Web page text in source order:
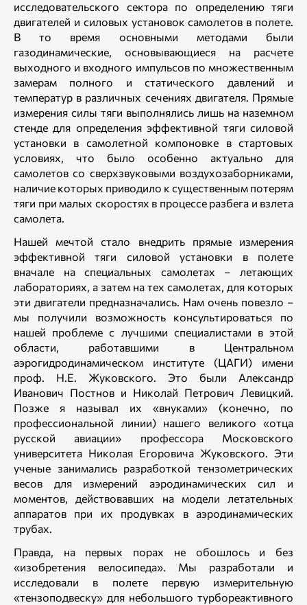
исследовательского сектора по определению тяги
двигателей и силовых установок самолетов в полете.
В то время основными методами были
газодинамические, основывающиеся на расчете
выходного и входного импульсов по множественным
замерам полного и статического давлений и
температур в различных сечениях двигателя. Прямые
измерения силы тяги выполнялись лишь на наземном
стенде для определения эффективной тяги силовой
установки в самолетной компоновке в стартовых
условиях, что было особенно актуально для
самолетов со сверхзвуковыми воздухозаборниками,
наличие которых приводило к существенным потерям
тяги при малых скоростях в процессе разбега и взлета
самолета.
Нашей мечтой стало внедрить прямые измерения
эффективной тяги силовой установки в полете
вначале на специальных самолетах – летающих
лабораториях, а затем на тех самолетах, для которых
эти двигатели предназначались. Нам очень повезло –
мы получили возможность консультироваться по
нашей проблеме с лучшими специалистами в этой
области, работавшими в Центральном
аэрогидродинамическом институте (ЦАГИ) имени
проф. Н.Е. Жуковского. Это были Александр
Иванович Постнов и Николай Петрович Левицкий.
Позже я называл их «внуками» (конечно, по
профессиональной линии) нашего великого «отца
русской авиации» профессора Московского
университета Николая Егоровича Жуковского. Эти
ученые занимались разработкой тензометрических
весов для измерений аэродинамических сил и
моментов, действовавших на модели летательных
аппаратов при их продувках в аэродинамических
трубах.
Правда, на первых порах не обошлось и без
«изобретения велосипеда». Мы разработали и
исследовали в полете первую измерительную
«тензоподвеску» для небольшого турбореактивного